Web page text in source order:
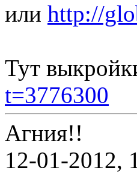
или http://
Тут
t=3776300
Агния!!
12-01-2012,